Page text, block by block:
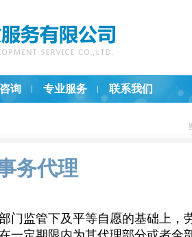
询 专业服务 联系我们
务代理
门监管下及平等自愿的基础上，